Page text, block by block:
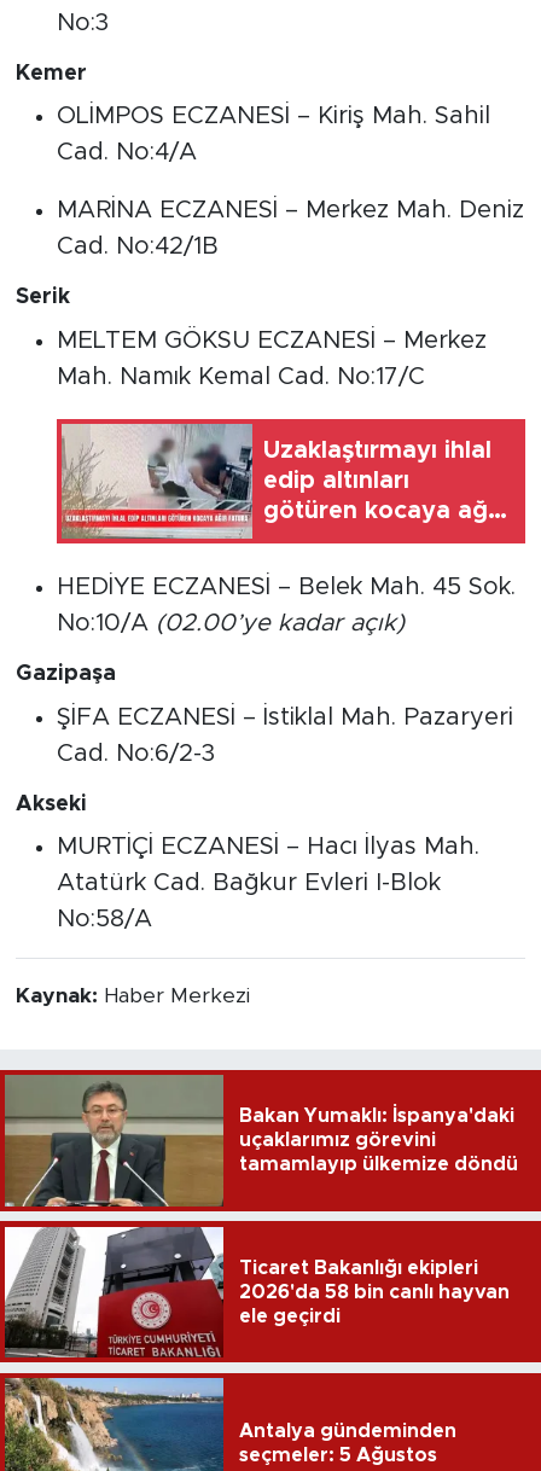
No:3
Kemer
OLİMPOS ECZANESİ – Kiriş Mah. Sahil
Cad. No:4/A
MARİNA ECZANESİ – Merkez Mah. Deniz
Cad. No:42/1B
Serik
MELTEM GÖKSU ECZANESİ – Merkez
Mah. Namık Kemal Cad. No:17/C
Uzaklaştırmayı ihlal
edip altınları
götüren kocaya ağır
fatura
HEDİYE ECZANESİ – Belek Mah. 45 Sok.
No:10/A (02.00’ye kadar açık)
Gazipaşa
ŞİFA ECZANESİ – İstiklal Mah. Pazaryeri
Cad. No:6/2-3
Akseki
MURTİÇİ ECZANESİ – Hacı İlyas Mah.
Atatürk Cad. Bağkur Evleri I-Blok
No:58/A
Kaynak: Haber Merkezi
Bakan Yumaklı: İspanya'daki
uçaklarımız görevini
tamamlayıp ülkemize döndü
Ticaret Bakanlığı ekipleri
2026'da 58 bin canlı hayvan
ele geçirdi
Antalya gündeminden
seçmeler: 5 Ağustos